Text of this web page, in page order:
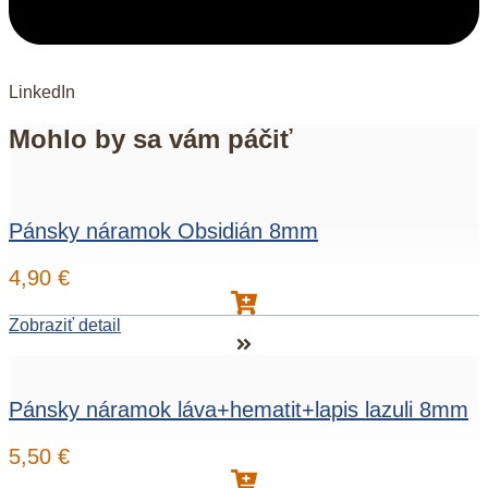
LinkedIn
Mohlo by sa vám páčiť
Pánsky náramok Obsidián 8mm
4,90 €
Zobraziť detail
Pánsky náramok láva+hematit+lapis lazuli 8mm
5,50 €